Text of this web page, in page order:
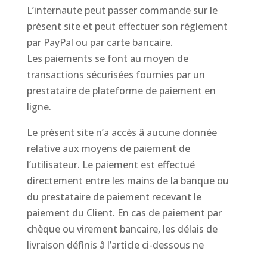
L’internaute peut passer commande sur le
présent site et peut effectuer son règlement
par PayPal ou par carte bancaire.
Les paiements se font au moyen de
transactions sécurisées fournies par un
prestataire de plateforme de paiement en
ligne.
Le présent site n’a accès â aucune donnée
relative aux moyens de paiement de
l’utilisateur. Le paiement est effectué
directement entre les mains de la banque ou
du prestataire de paiement recevant le
paiement du Client. En cas de paiement par
chèque ou virement bancaire, les délais de
livraison définis â l’article ci-dessous ne